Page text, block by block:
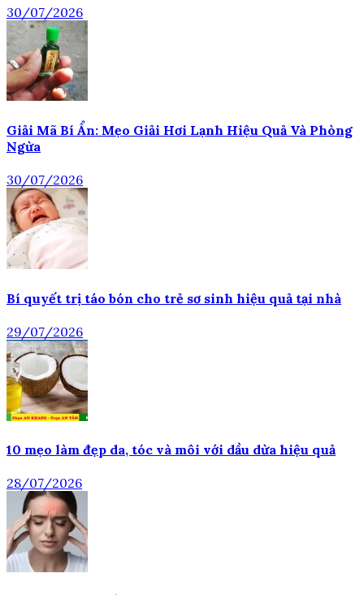
30/07/2026
Giải Mã Bí Ẩn: Mẹo Giải Hơi Lạnh Hiệu Quả Và Phòng
Ngừa
30/07/2026
Bí quyết trị táo bón cho trẻ sơ sinh hiệu quả tại nhà
29/07/2026
10 mẹo làm đẹp da, tóc và môi với dầu dừa hiệu quả
28/07/2026